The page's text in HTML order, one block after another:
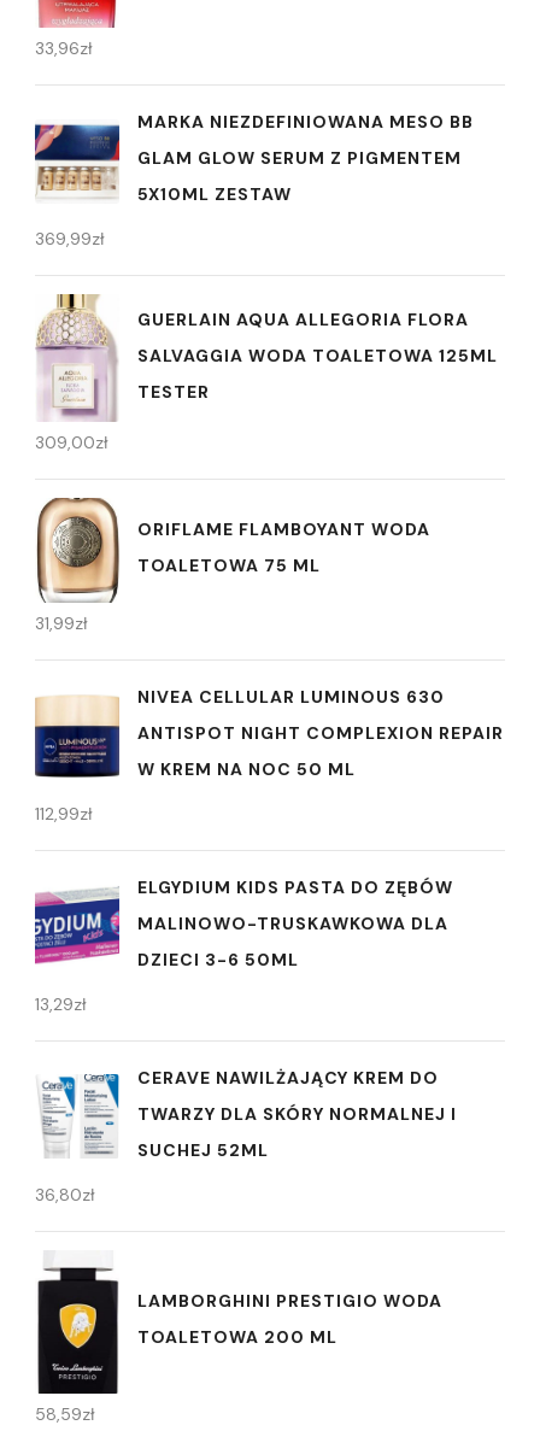
33,96zł
MARKA NIEZDEFINIOWANA MESO BB
GLAM GLOW SERUM Z PIGMENTEM
5X10ML ZESTAW
369,99zł
GUERLAIN AQUA ALLEGORIA FLORA
SALVAGGIA WODA TOALETOWA 125ML
TESTER
309,00zł
ORIFLAME FLAMBOYANT WODA
TOALETOWA 75 ML
31,99zł
NIVEA CELLULAR LUMINOUS 630
ANTISPOT NIGHT COMPLEXION REPAIR
W KREM NA NOC 50 ML
112,99zł
ELGYDIUM KIDS PASTA DO ZĘBÓW
MALINOWO-TRUSKAWKOWA DLA
DZIECI 3-6 50ML
13,29zł
CERAVE NAWILŻAJĄCY KREM DO
TWARZY DLA SKÓRY NORMALNEJ I
SUCHEJ 52ML
36,80zł
LAMBORGHINI PRESTIGIO WODA
TOALETOWA 200 ML
58,59zł